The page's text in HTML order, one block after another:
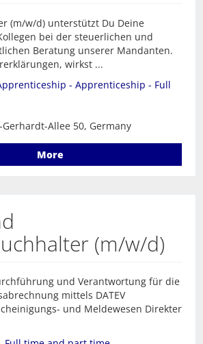
(m/w/d) unterstützt Du Deine
bei der steuerlichen und
Beratung unserer Mandanten.
wirkst ...
- Apprenticeship - Full
Allee 50, Germany
More
(m/w/d)
und Verantwortung für die
mittels DATEV
und Meldewesen Direkter